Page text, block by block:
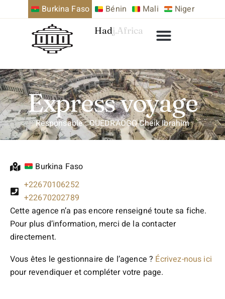
Burkina Faso Bénin Mali Niger
Hadj.Africa
Express voyage
Responsable : OUEDRAOGO Cheik Ibrahim
Burkina Faso
+22670106252
+22670202789
Cette agence n’a pas encore renseigné toute sa fiche.
Pour plus d’information, merci de la contacter
directement.
Vous êtes le gestionnaire de l’agence ? Écrivez-nous ici
pour revendiquer et compléter votre page.